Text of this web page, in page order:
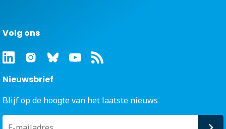
Volg ons
Nieuwsbrief
Blijf op de hoogte van het laatste nieuws